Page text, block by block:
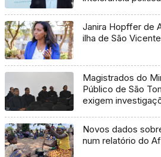
Janira Hopffer de
ilha de São Vicente
Magistrados do
Público de São
exigem
Novos dados
num relatório do